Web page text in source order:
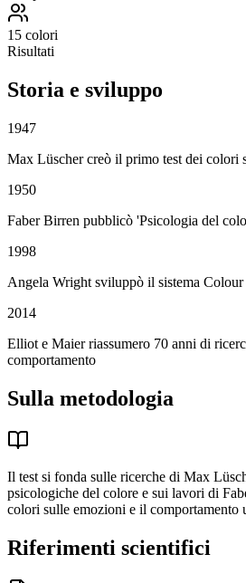
15 colori
Risultati
Storia e sviluppo
1947
Max Lüscher creò il primo test dei colori
1950
Faber Birren pubblicò 'Psicologia del
1998
Angela Wright sviluppò il sistema
2014
Elliot e Maier riassumero 70 anni di
comportamento
Sulla metodologia
Il test si fonda sulle ricerche di Max
psicologiche del colore e sui lavori di
colori sulle emozioni e il comportamento
Riferimenti scientifici